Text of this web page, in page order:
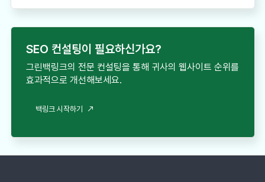
SEO 컨설팅이 필요하신가요?
그린백링크의 전문 컨설팅을 통해 귀사의 웹사이트 순위를
효과적으로 개선해보세요.
백링크 시작하기